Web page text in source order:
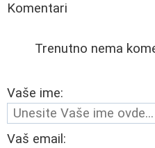
Komentari
Trenutno nema
Vaše ime:
Vaš email: